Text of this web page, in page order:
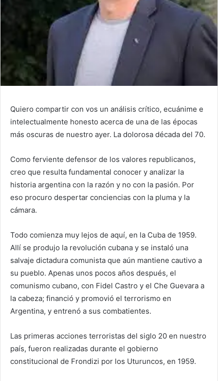
Quiero compartir con vos un análisis crítico, ecuánime e
intelectualmente honesto acerca de una de las épocas
más oscuras de nuestro ayer. La dolorosa década del 70.
Como ferviente defensor de los valores republicanos,
creo que resulta fundamental conocer y analizar la
historia argentina con la razón y no con la pasión. Por
eso procuro despertar conciencias con la pluma y la
cámara.
Todo comienza muy lejos de aquí, en la Cuba de 1959.
Allí se produjo la revolución cubana y se instaló una
salvaje dictadura comunista que aún mantiene cautivo a
su pueblo. Apenas unos pocos años después, el
comunismo cubano, con Fidel Castro y el Che Guevara a
la cabeza; financió y promovió el terrorismo en
Argentina, y entrenó a sus combatientes.
Las primeras acciones terroristas del siglo 20 en nuestro
país, fueron realizadas durante el gobierno
constitucional de Frondizi por los Uturuncos, en 1959.